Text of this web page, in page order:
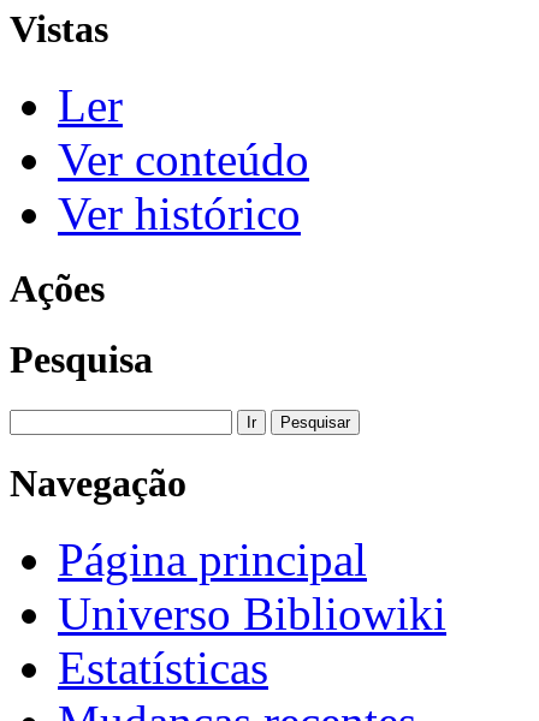
Vistas
Ler
Ver conteúdo
Ver histórico
Ações
Pesquisa
Navegação
Página principal
Universo Bibliowiki
Estatísticas